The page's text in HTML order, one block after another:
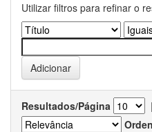
Utilizar filtros para refinar o
Resultados/Página |